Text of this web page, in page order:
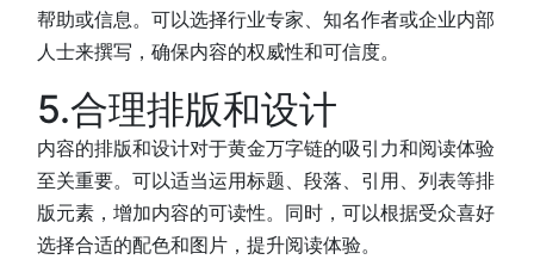
帮助或信息。可以选择行业专家、知名作者或企业内部
人士来撰写，确保内容的权威性和可信度。
5.合理排版和设计
内容的排版和设计对于黄金万字链的吸引力和阅读体验
至关重要。可以适当运用标题、段落、引用、列表等排
版元素，增加内容的可读性。同时，可以根据受众喜好
选择合适的配色和图片，提升阅读体验。